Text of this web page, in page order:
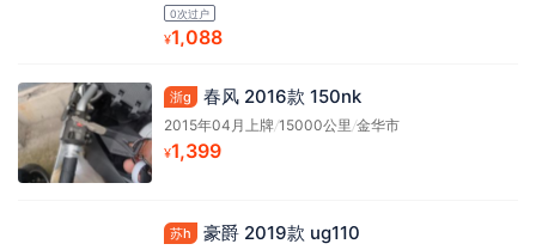
0次过户
¥1,088
浙g 春风 2016款 150nk
2015年04月上牌/15000公里 /金华市
¥1,399
苏h 豪爵 2019款 ug110